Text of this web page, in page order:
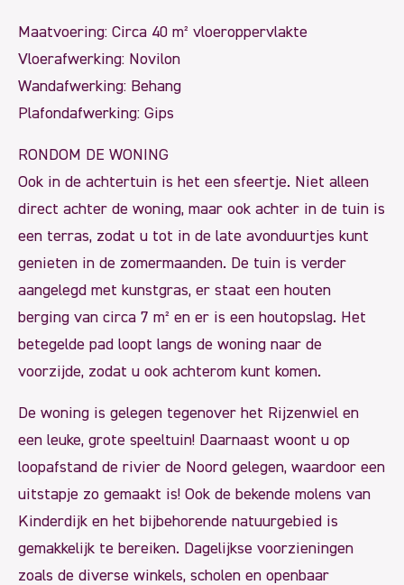
Maatvoering: Circa 40 m² vloeroppervlakte
Vloerafwerking: Novilon
Wandafwerking: Behang
Plafondafwerking: Gips
RONDOM DE WONING
Ook in de achtertuin is het een sfeertje. Niet alleen
direct achter de woning, maar ook achter in de tuin is
een terras, zodat u tot in de late avonduurtjes kunt
genieten in de zomermaanden. De tuin is verder
aangelegd met kunstgras, er staat een houten
berging van circa 7 m² en er is een houtopslag. Het
betegelde pad loopt langs de woning naar de
voorzijde, zodat u ook achterom kunt komen.
De woning is gelegen tegenover het Rijzenwiel en
een leuke, grote speeltuin! Daarnaast woont u op
loopafstand de rivier de Noord gelegen, waardoor een
uitstapje zo gemaakt is! Ook de bekende molens van
Kinderdijk en het bijbehorende natuurgebied is
gemakkelijk te bereiken. Dagelijkse voorzieningen
zoals de diverse winkels, scholen en openbaar